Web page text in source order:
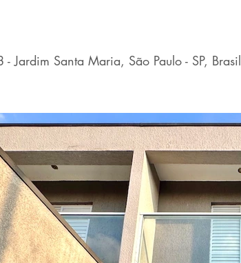
Jardim Santa Maria, São Paulo - SP, Brasil